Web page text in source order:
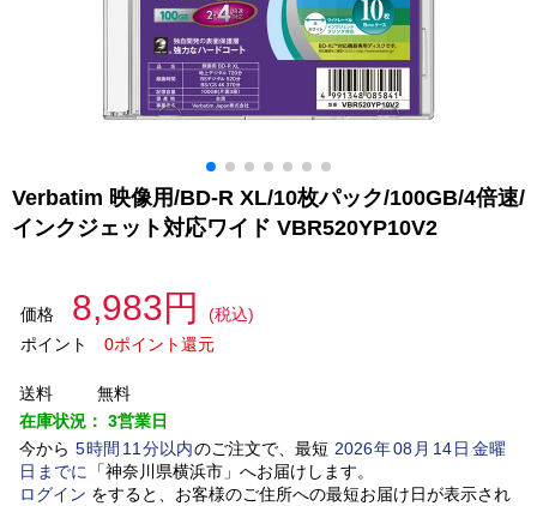
Verbatim 映像用/BD-R XL/10枚パック/100GB/4倍速/
インクジェット対応ワイド VBR520YP10V2
価格 8,983円
(税込)
ポイント
0ポイント還元
送料
無料
在庫状況： 3営業日
今から 5時間 11 分以内のご注文で、最短 2026年08 月 14日金曜
日 までに 「神奈川県横浜市」 へお届けします。
ログイン をすると、お客様のご住所への最短お届け日が表示され